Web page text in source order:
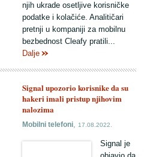
njih ukrade osetljive korisničke
podatke i kolačiće. Analitičari
pretnji u kompaniji za mobilnu
bezbednost Cleafy pratili...
Dalje
Signal upozorio korisnike da su
hakeri imali pristup njihovim
nalozima
Mobilni telefoni,17.08.2022.
Signal je